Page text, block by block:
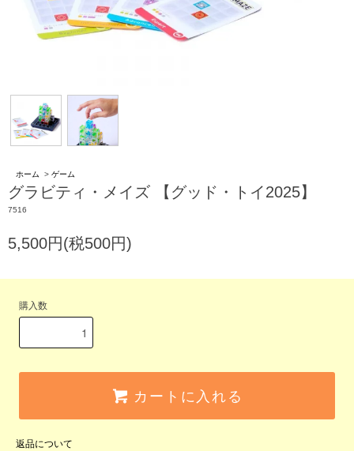
ホーム > ゲーム
グラビティ・メイズ 【グッド・トイ2025】
7516
5,500円(税500円)
購入数
カートに入れる
返品について